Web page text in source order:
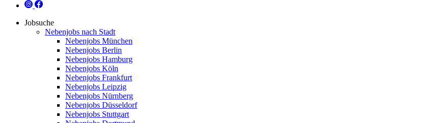
Jobsuche
Nebenjobs nach Stadt
Nebenjobs München
Nebenjobs Berlin
Nebenjobs Hamburg
Nebenjobs Köln
Nebenjobs Frankfurt
Nebenjobs Leipzig
Nebenjobs Nürnberg
Nebenjobs Düsseldorf
Nebenjobs Stuttgart